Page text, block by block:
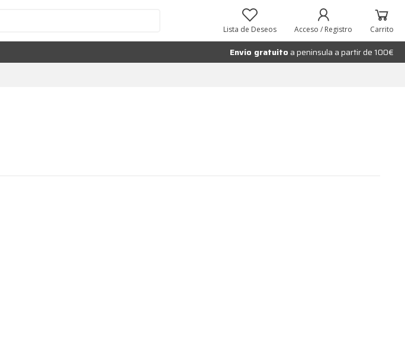
Lista de Deseos Acceso / Registro Carrito
Envío gratuito a peninsula a partir de 100€